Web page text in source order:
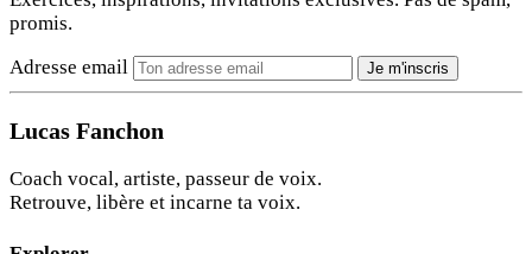
promis.
Adresse email
Je m'inscris
Lucas Fanchon
Coach vocal, artiste, passeur de voix.
Retrouve, libère et incarne ta voix.